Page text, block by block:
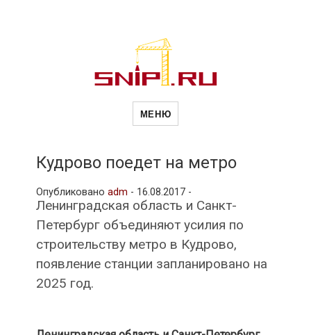
Новости
и
рубрики
МЕНЮ
Кудрово поедет на метро
Опубликовано adm - 16.08.2017 -
Ленинградская область и Санкт-
Петербург объединяют усилия по
строительству метро в Кудрово,
появление станции запланировано на
2025 год.